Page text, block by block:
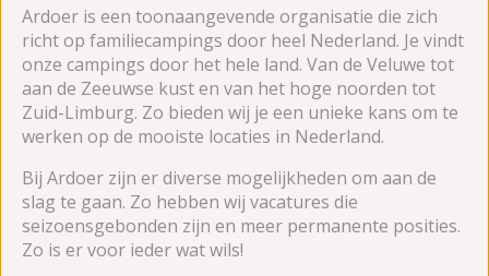
Ardoer is een toonaangevende organisatie die zich
richt op familiecampings door heel Nederland. Je vindt
onze campings door het hele land. Van de Veluwe tot
aan de Zeeuwse kust en van het hoge noorden tot
Zuid-Limburg. Zo bieden wij je een unieke kans om te
werken op de mooiste locaties in Nederland.
Bij Ardoer zijn er diverse mogelijkheden om aan de
slag te gaan. Zo hebben wij vacatures die
seizoensgebonden zijn en meer permanente posities.
Zo is er voor ieder wat wils!